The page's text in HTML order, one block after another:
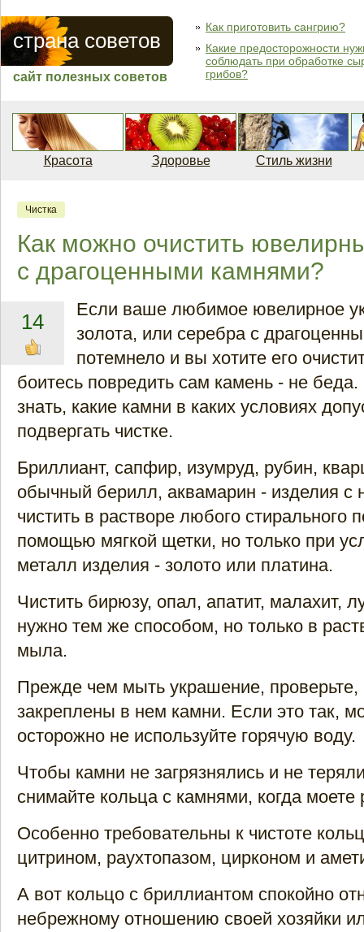
страна советов
сайт полезных советов
Как приготовить сангрию?
Какие предосторожности
соблюдать при обработке
грибов?
Красота Здоровье Стиль жизни
Чистка
Как можно очистить
с драгоценными камнями?
14
Если ваше любимое ювелирное
золота, или серебра с
потемнело и вы хотите его
боитесь повредить сам камень - не
знать, какие камни в каких условиях
подвергать чистке.
Бриллиант, сапфир, изумруд, рубин,
обычный берилл, аквамарин - изделия с
чистить в растворе любого стирального
помощью мягкой щетки, но только при
металл изделия - золото или платина.
Чистить бирюзу, опал, апатит, малахит,
нужно тем же способом, но только в
мыла.
Прежде чем мыть украшение,
закреплены в нем камни. Если это так,
осторожно не используйте горячую воду.
Чтобы камни не загрязнялись и не
снимайте кольца с камнями, когда моете
Особенно требовательны к чистоте
цитрином, раухтопазом, цирконом и
А вот кольцо с бриллиантом спокойно
небрежному отношению своей хозяйки